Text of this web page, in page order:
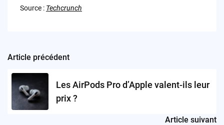
Source : Techcrunch
Post
navigation
Article précédent
Les AirPods Pro d’Apple valent-ils leur
prix ?
Article suivant